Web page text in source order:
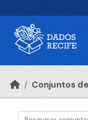
Conjuntos